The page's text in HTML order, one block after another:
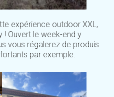
expérience outdoor XXL,
! Ouvert le week-end y
vous régalerez de produis
par exemple.